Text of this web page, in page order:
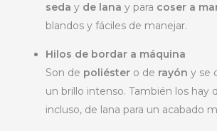
seda y de lana y para coser a
blandos y fáciles de manejar.
Hilos de bordar a máquina
Son de poliéstero de rayón y se
un brillo intenso. También los hay
incluso, de lana para un acabado